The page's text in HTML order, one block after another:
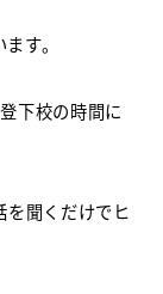
す。
下校の時間に
を聞くだけでヒ